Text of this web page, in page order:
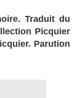
Traduit du
Picquier
Parution